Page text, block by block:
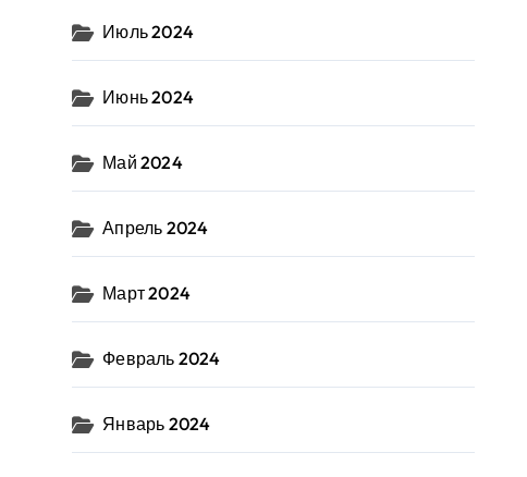
Июль 2024
Июнь 2024
Май 2024
Апрель 2024
Март 2024
Февраль 2024
Январь 2024